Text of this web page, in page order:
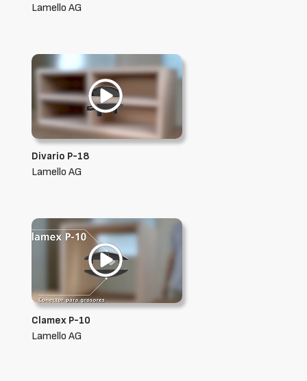
Lamello AG
Divario P-18
Lamello AG
Clamex P-10
Lamello AG